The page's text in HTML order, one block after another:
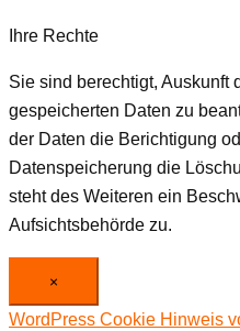
Ihre Rechte
Sie sind berechtigt, Auskunft
gespeicherten Daten zu
der Daten die Berichtigung
Datenspeicherung die
steht des Weiteren ein
Aufsichtsbehörde zu.
×
WordPress Cookie Hinweis